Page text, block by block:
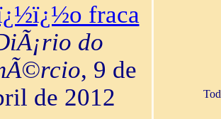
fraca
do
, 9 de
de 2012